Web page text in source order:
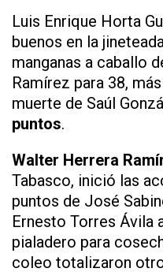
Luis Enrique Horta
buenos en la
manganas a caballo
Ramírez para 38,
muerte de Saúl
puntos.
Walter Herrera
Tabasco, inició las
puntos de José
Ernesto Torres Ávila
pialadero para
coleo totalizaron